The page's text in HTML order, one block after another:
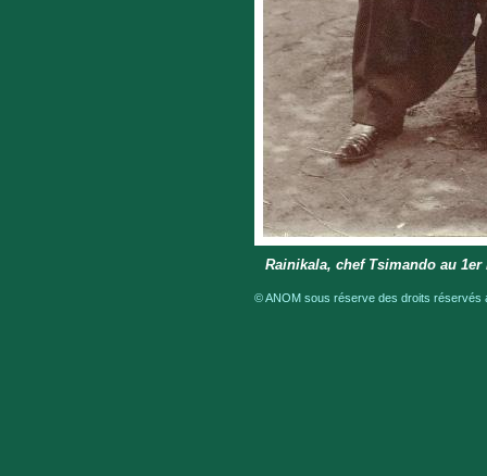
Rainikala, chef Tsimando au
© ANOM sous réserve des droits réservés